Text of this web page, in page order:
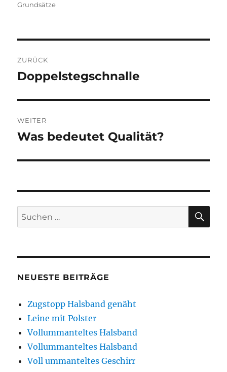
Grundsätze
ZURÜCK
Vorheriger
Doppelstegschnalle
WEITER
Nächster
Was bedeutet Qualität?
Suchen
nach:
NEUESTE BEITRÄGE
Zugstopp Halsband genäht
Leine mit Polster
Vollummanteltes Halsband
Vollummanteltes Halsband
Voll ummanteltes Geschirr